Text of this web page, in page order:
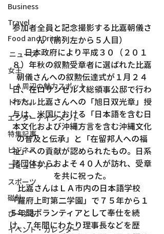
Business
Travel
Food and Drink
ニュース
女王
ＬＡ周辺の魅力スポット
トラベル
エンターテインメント
特集記事
ビジネス
コミュニティー
スポーツ
磁針
ぴーぷる
イベント・カレンダー
参加者全員と記念撮影する比嘉朝儀さ
ん（前列左から５人目）
日本政府により平成３０（２０１
８）年秋の叙勲受章者に選ばれた比嘉
朝儀さんへの叙勲伝達式が１月２４
日、在ロサンゼルス総領事公邸で行わ
れた。比嘉さんへの「旭日双光章」授
与は、米国における「日本語を含む日
本文化および沖縄方言を含む沖縄文化
の普及と伝承」と「在留邦人への福
祉」への貢献が認められたもの。日系
諸団体からおよそ４０人が訪れ、受章
を共に祝った。
比嘉さんはＬＡ市内の日本語学校
「羅府上町第二学園」で７５年から１
５年間ボランティアとして奉仕を続
け、７年間にわたり理事長などを歴